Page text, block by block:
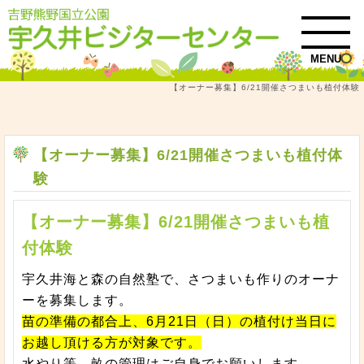
MENU
【オーナー募集】6/21開催さつまいも植付体験
【オーナー募集】6/21開催さつまいも植付体
験
【オーナー募集】6/21開催さつまいも植
付体験
宇久井海と森の自然塾で、さつまいも作りのオーナ
ーを募集します。
苗の準備の都合上、6月21日（日）の植付け当日に
お越し頂ける方が対象です。